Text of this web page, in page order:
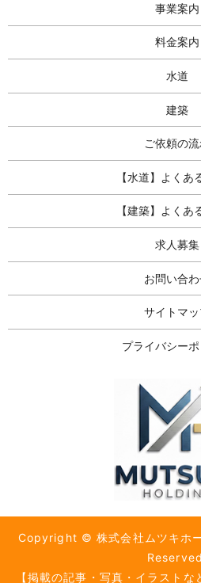
事業案内
料金案内
水道
建築
ご依頼の
【水道】よくあ
【建築】よくあ
求人募集
お問い合
サイトマ
プライバシー
Copyright © 株式会社ムツキホ
【掲載の記事・写真・イラスト